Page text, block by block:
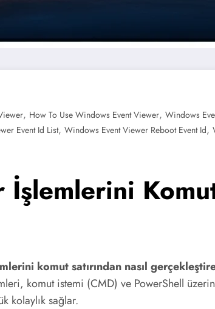
, How To Use Windows Event Viewer, Windows
Event Id List, Windows Event Viewer Reboot Event Id,
komut satırından nasıl
komut istemi (CMD) ve PowerShell
kolaylık sağlar.